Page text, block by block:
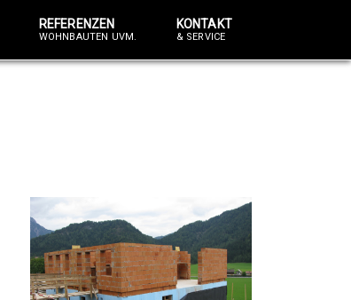
REFERENZEN
WOHNBAUTEN UVM.
KONTAKT
& SERVICE